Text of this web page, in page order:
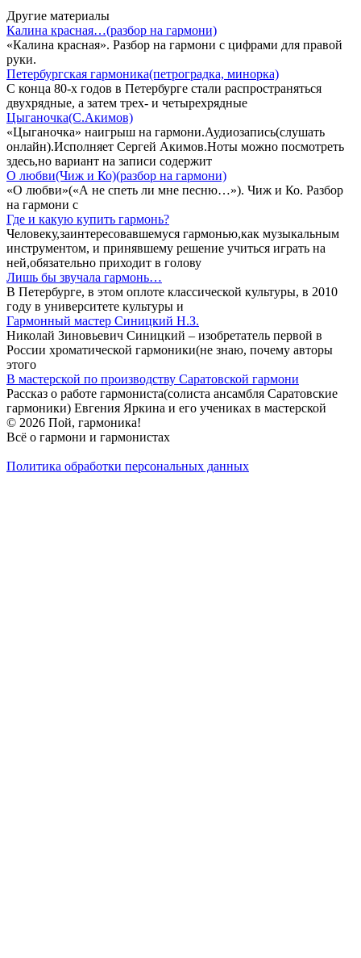
Другие материалы
Калина красная…(разбор на гармони)
«Калина красная». Разбор на гармони с цифрами для правой
руки.
Петербургская гармоника(петроградка, минорка)
С конца 80-х годов в Петербурге стали распространяться
двухрядные, а затем трех- и четырехрядные
Цыганочка(С.Акимов)
«Цыганочка» наигрыш на гармони.Аудиозапись(слушать
онлайн).Исполняет Сергей Акимов.Ноты можно посмотреть
здесь,но вариант на записи содержит
О любви(Чиж и Ко)(разбор на гармони)
«О любви»(«А не спеть ли мне песню…»). Чиж и Ко. Разбор
на гармони с
Где и какую купить гармонь?
Человеку,заинтересовавшемуся гармонью,как музыкальным
инструментом, и принявшему решение учиться играть на
ней,обязательно приходит в голову
Лишь бы звучала гармонь…
В Петербурге, в этом оплоте классической культуры, в 2010
году в университете культуры и
Гармонный мастер Синицкий Н.З.
Николай Зиновьевич Синицкий – изобретатель первой в
России хроматической гармоники(не знаю, почему авторы
этого
В мастерской по производству Саратовской гармони
Рассказ о работе гармониста(солиста ансамбля Саратовские
гармоники) Евгения Яркина и его учениках в мастерской
© 2026 Пой, гармоника!
Всё о гармони и гармонистах
Политика обработки персональных данных